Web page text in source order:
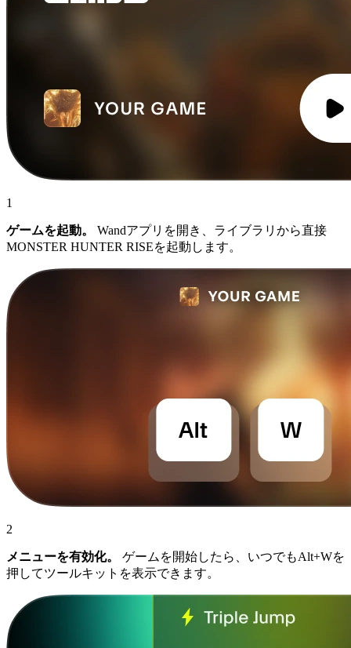
1
ゲームを起動。
Wandアプリを開き、ライブラリから直接
MONSTER HUNTER RISEを起動します。
2
メニューを有効化。
ゲームを開始したら、いつでもAlt+Wを
押してツールキットを表示できます。